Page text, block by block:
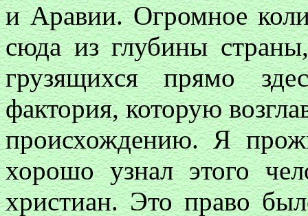
и Аравии. Огромное
сюда из глубины
грузящихся прямо
фактория, которую
происхождению. Я
хорошо узнал этого
христиан. Это право